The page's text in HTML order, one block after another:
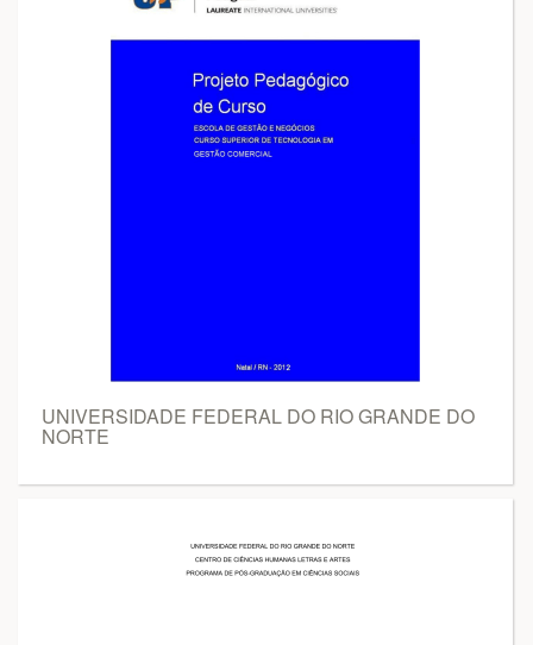
UNIVERSIDADE FEDERAL DO RIO GRANDE DO
NORTE